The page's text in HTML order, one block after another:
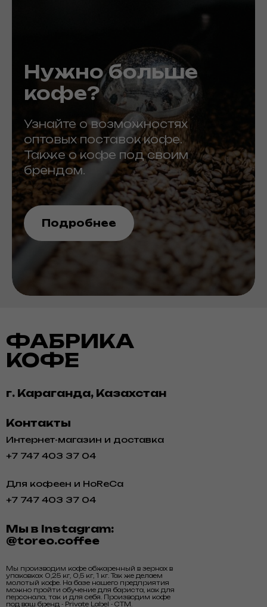
Нужно больше
кофе?
Узнайте о возможностях
оптовых поставок кофе.
Также о кофе под своим
брендом.
Подробнее
Мы производим кофе обжаренный в зернах в
упаковках 0,25 кг, 0,5 кг, 1 кг. Так же делаем
молотый кофе. На базе нашего предприятия
можно пройти обучение для бариста, как для
персонала, так и для себя. Производим кофе
под ваш бренд - Private Label - СТМ.
г. Караганда, Казахстан
ФАБРИКА
КОФЕ
Контакты
Интернет-магазин и доставка
+7 747 403 37 04
Для кофеен и HoReCa
+7 747 403 37 04
Мы в Instagram:
@toreo.coffee